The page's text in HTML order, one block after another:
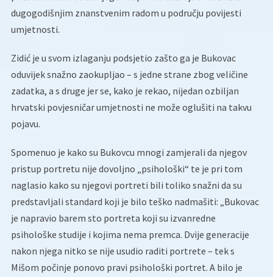
dugogodišnjim znanstvenim radom u području povijesti
umjetnosti.
Zidić je u svom izlaganju podsjetio zašto ga je Bukovac
oduvijek snažno zaokupljao – s jedne strane zbog veličine
zadatka, a s druge jer se, kako je rekao, nijedan ozbiljan
hrvatski povjesničar umjetnosti ne može oglušiti na takvu
pojavu.
Spomenuo je kako su Bukovcu mnogi zamjerali da njegov
pristup portretu nije dovoljno „psihološki“ te je pri tom
naglasio kako su njegovi portreti bili toliko snažni da su
predstavljali standard koji je bilo teško nadmašiti: „Bukovac
je napravio barem sto portreta koji su izvanredne
psihološke studije i kojima nema premca. Dvije generacije
nakon njega nitko se nije usudio raditi portrete – tek s
Mišom počinje ponovo pravi psihološki portret. A bilo je